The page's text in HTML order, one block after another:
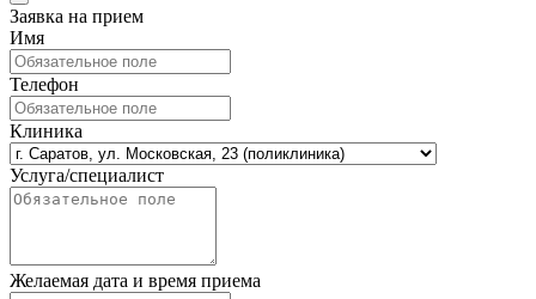
Заявка на прием
Имя
Телефон
Клиника
Услуга/специалист
Желаемая дата и время приема